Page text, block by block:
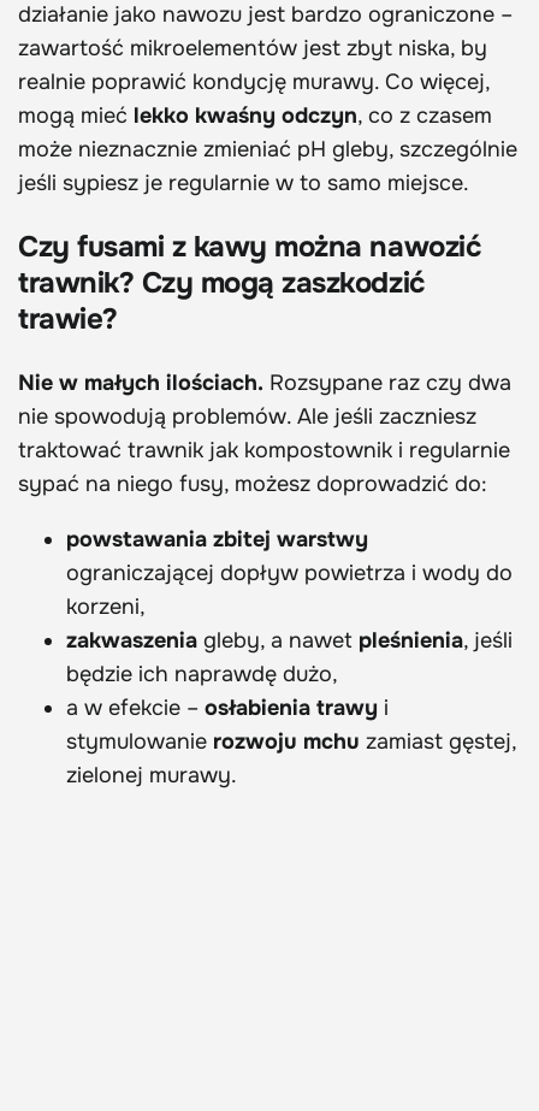
działanie jako nawozu jest bardzo ograniczone –
zawartość mikroelementów jest zbyt niska, by
realnie poprawić kondycję murawy. Co więcej,
mogą mieć lekko kwaśny odczyn, co z czasem
może nieznacznie zmieniać pH gleby, szczególnie
jeśli sypiesz je regularnie w to samo miejsce.
Czy fusami z kawy można nawozić
trawnik? Czy mogą zaszkodzić
trawie?
Nie w małych ilościach. Rozsypane raz czy dwa
nie spowodują problemów. Ale jeśli zaczniesz
traktować trawnik jak kompostownik i regularnie
sypać na niego fusy, możesz doprowadzić do:
powstawania zbitej warstwy
ograniczającej dopływ powietrza i wody do
korzeni,
zakwaszenia gleby, a nawet pleśnienia, jeśli
będzie ich naprawdę dużo,
a w efekcie – osłabienia trawy i
stymulowanie rozwoju mchu zamiast gęstej,
zielonej murawy.